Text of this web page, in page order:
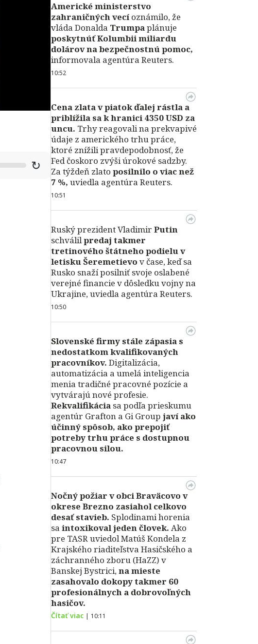
↻
Americké ministerstvo
zahraničných vecí oznámilo, že
vláda Donalda Trumpaplánuje
poskytnúť Kolumbii miliardu
dolárov na bezpečnostnú pomoc,
informovala agentúra Reuters.
10:52
Cena zlata v piatok ďalej rástla a
priblížila sa k hranici 4350 USD za
uncu. Trhy reagovali na prekvapivé
údaje z amerického trhu práce,
ktoré znížili pravdepodobnosť, že
Fed čoskoro zvýši úrokové sadzby.
Za týždeň zlato posilnilo o viac než
7 %, uviedla agentúra Reuters.
10:51
Ruský prezident Vladimir Putin
schválilpredaj takmer
tretinového štátneho podielu v
letisku Šeremetievo v čase, keď sa
Rusko snaží posilniť svoje oslabené
verejné financie v dôsledku vojny na
Ukrajine, uviedla agentúra Reuters.
10:50
Slovenské firmy stále zápasia s
nedostatkom kvalifikovaných
pracovníkov. Digitalizácia,
automatizácia a umelá inteligencia
menia tradičné pracovné pozície a
vytvárajú nové profesie.
Rekvalifikácia sa podľa prieskumu
agentúr Grafton a Gi Group javí ako
účinný spôsob, ako prepojiť
potreby trhu práce s dostupnou
pracovnou silou.
10:47
Nočný požiar v obci Braväcovo v
okrese Brezno zasiahol celkovo
desať stavieb. Splodinami horenia
sa intoxikoval jeden človek. Ako
pre TASR uviedol Matúš Kondela z
Krajského riaditeľstva Hasičského a
záchranného zboru (HaZZ) v
Banskej Bystrici,na mieste
zasahovalo dokopy takmer 60
profesionálnych a dobrovoľných
hasičov.
Čítať viac | 10:11